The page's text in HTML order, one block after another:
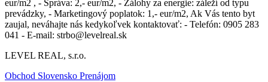
eur/m2 , - Správa: 2,- eur/m2, - Zálohy za energie: záleží od typu
prevádzky, - Marketingový poplatok: 1,- eur/m2, Ak Vás tento byt
zaujal, neváhajte nás kedykoľvek kontaktovať: - Telefón: 0905 283
041 - E-mail: strbo@levelreal.sk
LEVEL REAL, s.r.o.
Obchod Slovensko Prenájom